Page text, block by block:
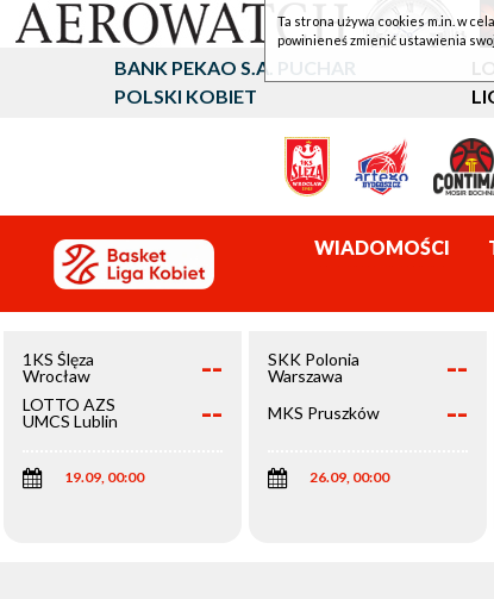
BANK PEKAO S.A. PUCHAR
POLSKI KOBIET
WIADOMOŚCI
1KS Ślęza
Wrocław
--
LOTTO AZS
UMCS Lublin
--
19.09, 00:00
SKK Polonia
Warszawa
--
MKS Pruszków --
26.09, 00:00
Ta strona używa cookies m.in. w
powinieneś zmienić ustawienia